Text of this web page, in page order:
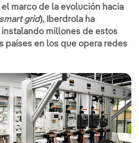
marco de la evolución hacia
grid), Iberdrola ha
millones de estos
países en los que opera redes